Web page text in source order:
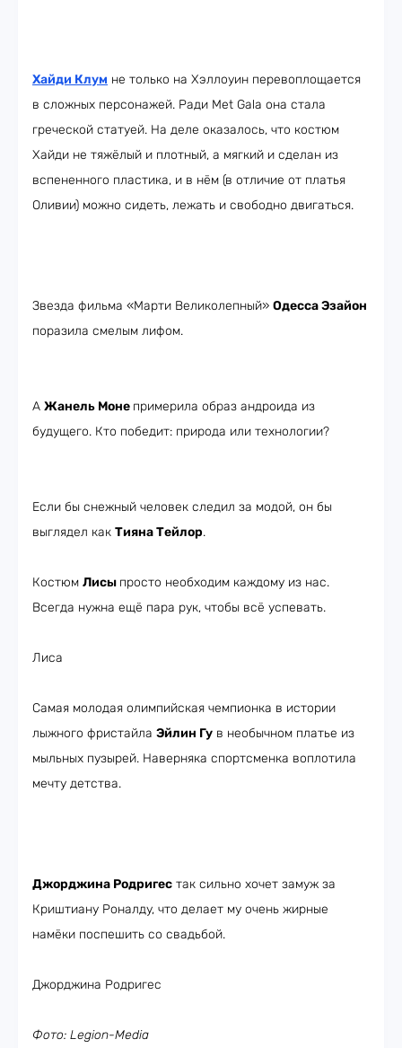
Хайди Клум не только на Хэллоуин перевоплощается
в сложных персонажей. Ради Met Gala она стала
греческой статуей. На деле оказалось, что костюм
Хайди не тяжёлый и плотный, а мягкий и сделан из
вспененного пластика, и в нём (в отличие от платья
Оливии) можно сидеть, лежать и свободно двигаться.
Звезда фильма «Марти Великолепный» Одесса Эзайон
поразила смелым лифом.
А Жанель Моне примерила образ андроида из
будущего. Кто победит: природа или технологии?
Если бы снежный человек следил за модой, он бы
выглядел как Тияна Тейлор.
Костюм Лисы просто необходим каждому из нас.
Всегда нужна ещё пара рук, чтобы всё успевать.
Лиса
Самая молодая олимпийская чемпионка в истории
лыжного фристайла Эйлин Гу в необычном платье из
мыльных пузырей. Наверняка спортсменка воплотила
мечту детства.
Джорджина Родригес так сильно хочет замуж за
Криштиану Роналду, что делает му очень жирные
намёки поспешить со свадьбой.
Джорджина Родригес
Фото: Legion-Media